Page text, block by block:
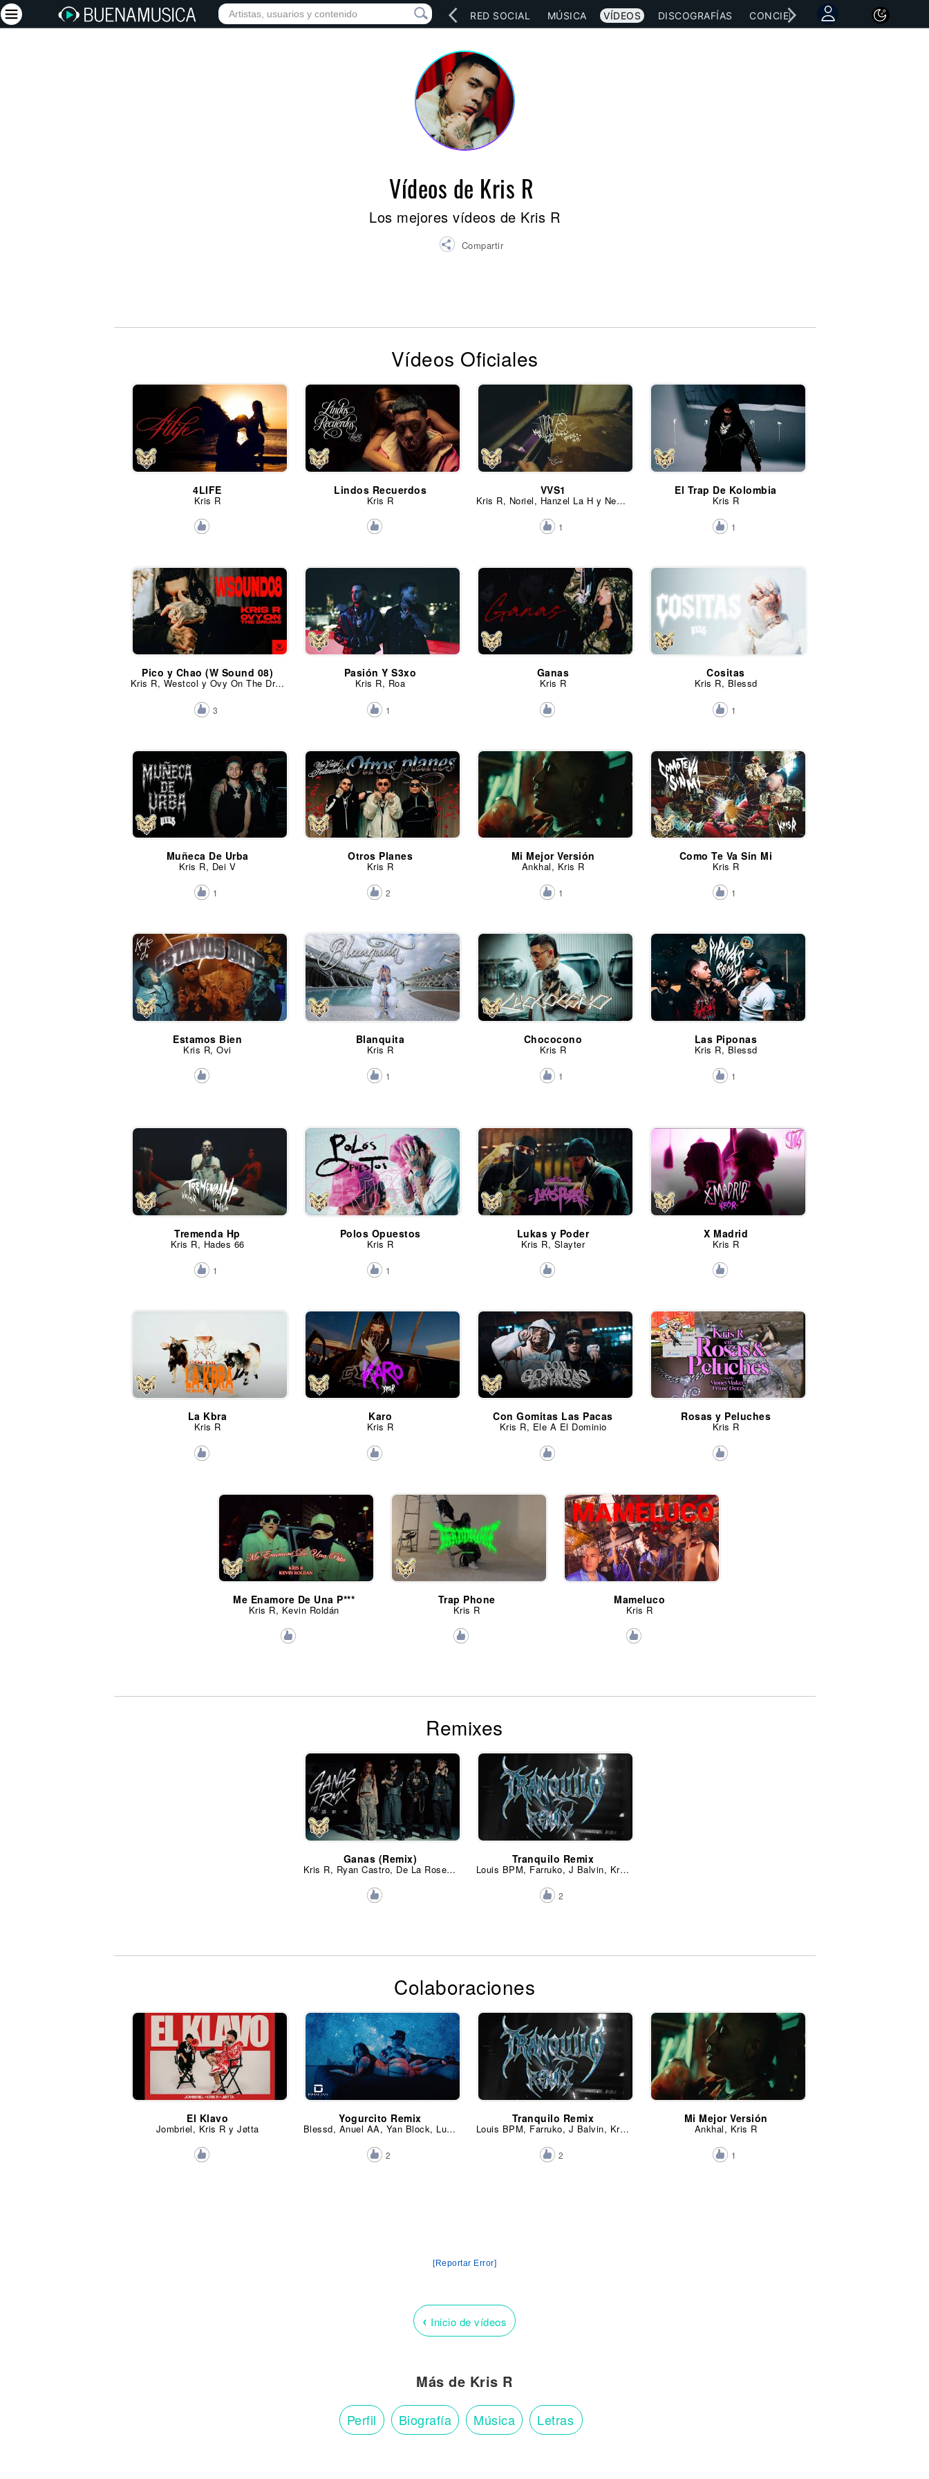
INICIO ARTISTAS RED SOCIAL MÚSICA VÍDEOS DISCOGRAFÍAS CONCIERTOS LETRAS
Vídeos de Kris R
Los mejores vídeos de Kris R
Compartir
Vídeos Oficiales
4LIFE
Kris R
Lindos Recuerdos
Kris R
VVS1
Kris R, Noriel, Hanzel La H y Neutro Shorty
1
El Trap De Kolombia
Kris R
1
Pico y Chao (W Sound 08)
Kris R, Westcol y Ovy On The Drums
3
Pasión Y S3xo
Kris R, Roa
1
Ganas
Kris R
Cositas
Kris R, Blessd
1
Muñeca De Urba
Kris R, Dei V
1
Otros Planes
Kris R
2
Mi Mejor Versión
Ankhal, Kris R
1
Como Te Va Sin Mi
Kris R
1
Estamos Bien
Kris R, Ovi
Blanquita
Kris R
1
Chococono
Kris R
1
Las Piponas
Kris R, Blessd
1
Tremenda Hp
Kris R, Hades 66
1
Polos Opuestos
Kris R
1
Lukas y Poder
Kris R, Slayter
X Madrid
Kris R
La Kbra
Kris R
Karo
Kris R
Con Gomitas Las Pacas
Kris R, Ele A El Dominio
Rosas y Peluches
Kris R
Me Enamore De Una P***
Kris R, Kevin Roldán
Trap Phone
Kris R
Mameluco
Kris R
Remixes
Ganas (Remix)
Kris R, Ryan Castro, De La Rose y Cris MJ
Tranquilo Remix
Louis BPM, Farruko, J Balvin, Kris R y iZaak
2
Colaboraciones
El Klavo
Jombriel, Kris R y Jøtta
Yogurcito Remix
Blessd, Anuel AA, Yan Block, Luar La L, ROA y Kris R
2
Tranquilo Remix
Louis BPM, Farruko, J Balvin, Kris R y iZaak
2
Mi Mejor Versión
Ankhal, Kris R
1
[Reportar Error]
‹ Inicio de vídeos
Más de Kris R
Perfil Biografía Música Letras